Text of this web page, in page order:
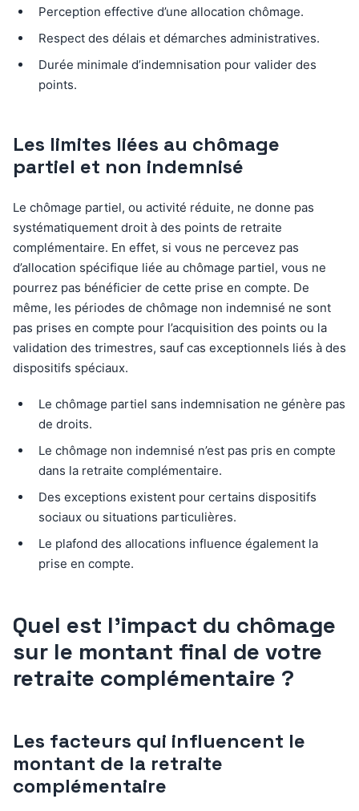
Perception effective d’une allocation chômage.
Respect des délais et démarches administratives.
Durée minimale d’indemnisation pour valider des
points.
Les limites liées au chômage
partiel et non indemnisé
Le chômage partiel, ou activité réduite, ne donne pas
systématiquement droit à des points de retraite
complémentaire. En effet, si vous ne percevez pas
d’allocation spécifique liée au chômage partiel, vous ne
pourrez pas bénéficier de cette prise en compte. De
même, les périodes de chômage non indemnisé ne sont
pas prises en compte pour l’acquisition des points ou la
validation des trimestres, sauf cas exceptionnels liés à des
dispositifs spéciaux.
Le chômage partiel sans indemnisation ne génère pas
de droits.
Le chômage non indemnisé n’est pas pris en compte
dans la retraite complémentaire.
Des exceptions existent pour certains dispositifs
sociaux ou situations particulières.
Le plafond des allocations influence également la
prise en compte.
Quel est l’impact du chômage
sur le montant final de votre
retraite complémentaire ?
Les facteurs qui influencent le
montant de la retraite
complémentaire